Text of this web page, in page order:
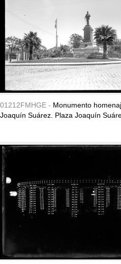
01212FMHGE - Monumento
Joaquín Suárez. Plaza Joaquín